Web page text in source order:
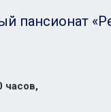
пансионат
часов,